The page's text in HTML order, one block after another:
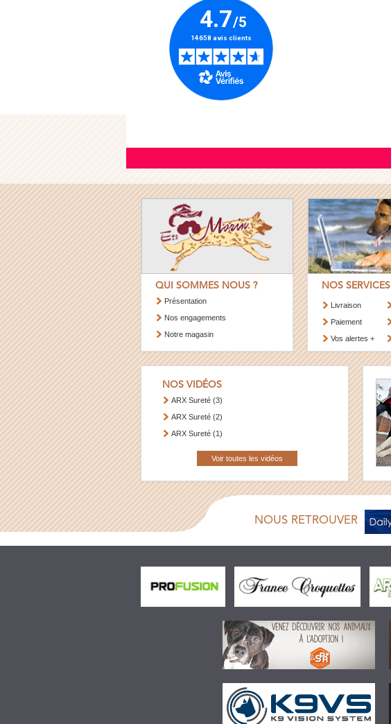
QUI SOMMES NOUS ?
Présentation
Nos engagements
Notre magasin
NOS SERVICES
Livraison
Paiement
Vos alertes +
NOS VIDÉOS
ARX Sureté (3)
ARX Sureté (2)
ARX Sureté (1)
Voir toutes les vidéos
NOUS RETROUVER